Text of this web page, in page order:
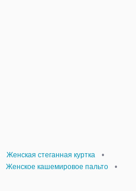
Женская стеганная куртка
•
Женское кашемировое пальто
•